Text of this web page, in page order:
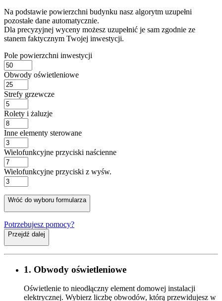
Na podstawie powierzchni budynku nasz algorytm uzupełni
pozostałe dane automatycznie.
Dla precyzyjnej wyceny możesz uzupełnić je sam zgodnie ze
stanem faktycznym Twojej inwestycji.
Pole powierzchni inwestycji
Obwody oświetleniowe
Strefy grzewcze
Rolety i żaluzje
Inne elementy sterowane
Wielofunkcyjne przyciski naścienne
Wielofunkcyjne przyciski z wyśw.
Wróć do wyboru formularza
Potrzebujesz pomocy?
Przejdź dalej
1. Obwody oświetleniowe
Oświetlenie to nieodłączny element domowej instalacji
elektrycznej. Wybierz liczbę obwodów, którą przewidujesz w